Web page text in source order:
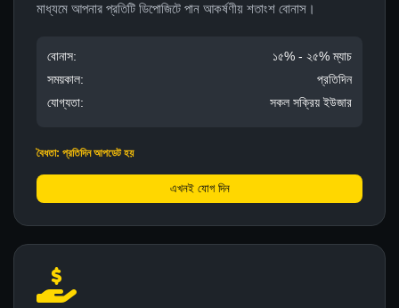
মাধ্যমে আপনার প্রতিটি ডিপোজিটে পান আকর্ষণীয় শতাংশ বোনাস।
বোনাস:
১৫% - ২৫% ম্যাচ
সময়কাল:
প্রতিদিন
যোগ্যতা:
সকল সক্রিয় ইউজার
বৈধতা: প্রতিদিন আপডেট হয়
এখনই যোগ দিন